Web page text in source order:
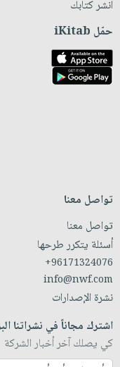
انشر كتابك
حمّل iKitab
تواصل معنا
تواصل معنا
أسئلة يتكرر طرحها
+96171324076
info@nwf.com
نشرة الإصدارات
اشترك مجاناً في نشراتنا
كي يصلك آخر أخبار الشركة